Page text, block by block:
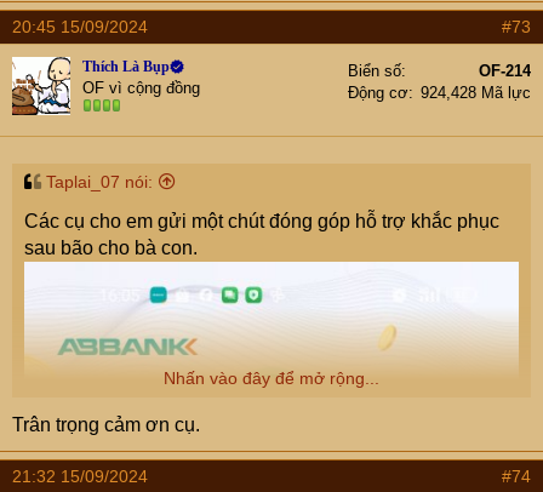
a
c
t
i
o
n
s
20:45 15/09/2024 #73
Thích Là Bụp
OF vì cộng đồng
Biển số
OF-214
Động cơ
924,428 Mã lực
Taplai_07 nói:
Các cụ cho em gửi một chút đóng góp hỗ trợ khắc phục
sau bão cho bà con.
Nhấn vào đây để mở rộng...
Trân trọng cảm ơn cụ.
21:32 15/09/2024 #74